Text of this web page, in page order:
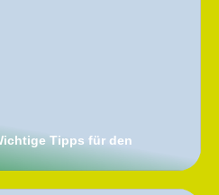
Tipps für den